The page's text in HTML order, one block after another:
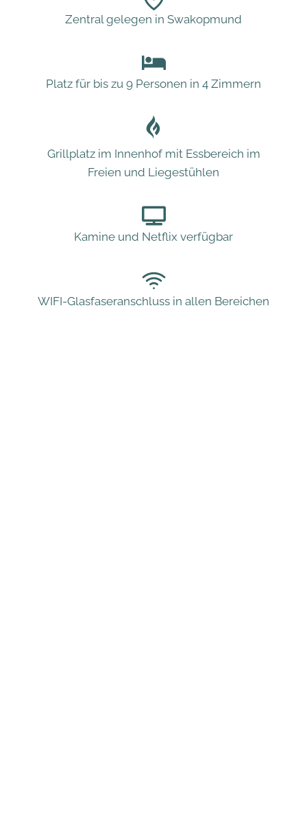
Zentral gelegen in Swakopmund
Platz für bis zu 9 Personen in 4 Zimmern
Grillplatz im Innenhof mit Essbereich im
Freien und Liegestühlen
Kamine und Netflix verfügbar
WIFI-Glasfaseranschluss in allen Bereichen